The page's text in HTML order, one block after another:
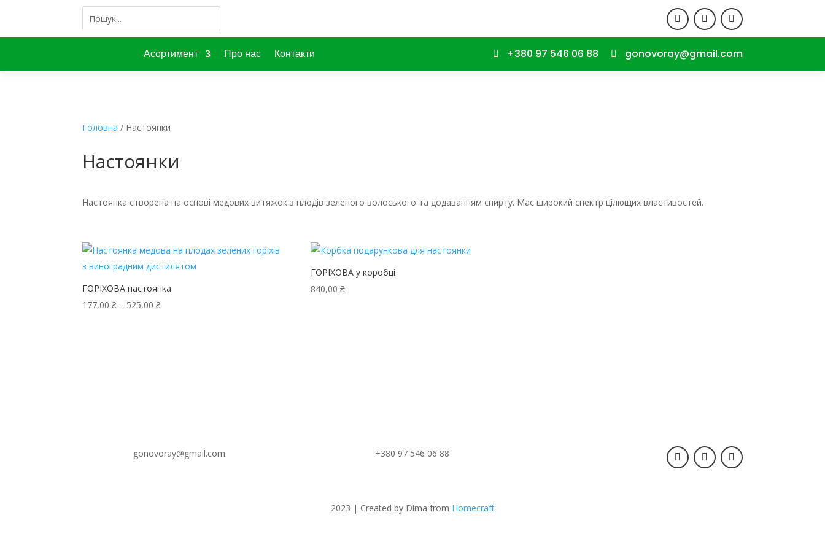
Асортимент Про нас Контакти  +380 97 546 06 88  gonovoray@gmail.com
Головна / Настоянки
Настоянки
Настоянка створена на основі медових витяжок з плодів зеленого волоського та додаванням спирту. Має широкий спектр цілющих властивостей.
ГОРІХОВА настоянка
177,00₴ – 525,00₴Price
ГОРІХОВА у коробці
840,00 ₴
gonovoray@gmail.com +380 97 546 06 88
2023 | Created by Dima from Homecraft